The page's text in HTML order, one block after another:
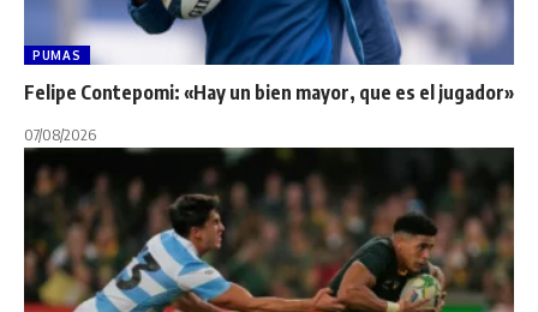
PUMAS
Felipe Contepomi: «Hay un bien mayor, que es el jugador»
07/08/2026